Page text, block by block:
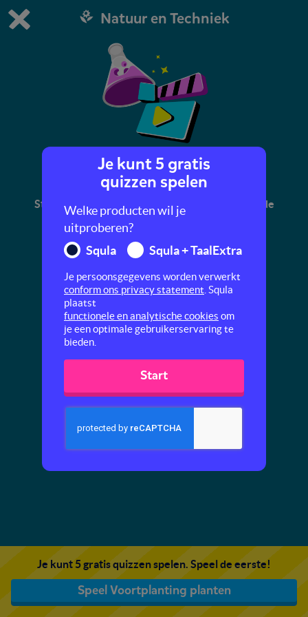
Dit is de gratis demo van Squla.
Bestel nu
0 1
Natuur en Techniek
Voortplanting planten
Stampers, stuifmeel en meeldraden: alles over de
voortplanting van planten
Je kunt 5 gratis quizzen spelen. Speel de eerste!
Speel Voortplanting planten
Je kunt 5 gratis
quizzen spelen
Welke producten wil je
uitproberen?
Squla
Squla + TaalExtra
Je persoonsgegevens worden verwerkt
conform ons privacy statement . Squla
plaatst
functionele en analytische cookies om
je een optimale gebruikerservaring te
bieden.
Start